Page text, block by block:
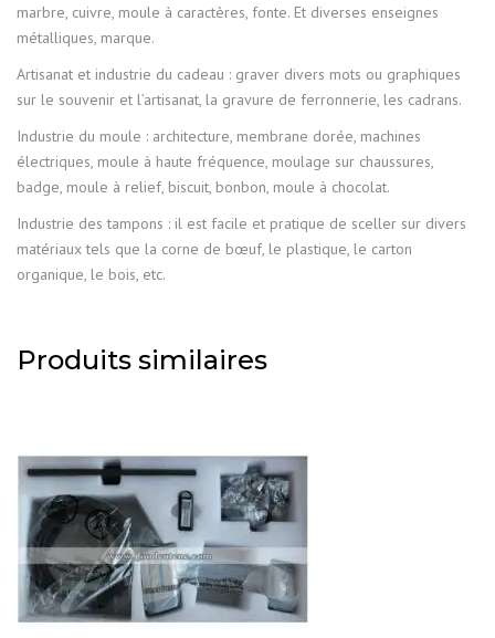
marbre, cuivre, moule à caractères, fonte. Et diverses enseignes
métalliques, marque.
Artisanat et industrie du cadeau : graver divers mots ou graphiques
sur le souvenir et l’artisanat, la gravure de ferronnerie, les cadrans.
Industrie du moule : architecture, membrane dorée, machines
électriques, moule à haute fréquence, moulage sur chaussures,
badge, moule à relief, biscuit, bonbon, moule à chocolat.
Industrie des tampons : il est facile et pratique de sceller sur divers
matériaux tels que la corne de bœuf, le plastique, le carton
organique, le bois, etc.
Produits similaires